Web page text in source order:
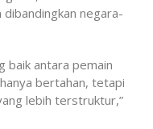
negara-
baik antara pemain
bertahan, tetapi
lebih terstruktur,”